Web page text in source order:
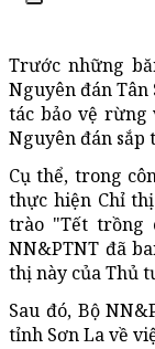
Trước những
Nguyên đán Tân
tác bảo vệ rừng
Nguyên đán sắp
Cụ thể, trong
thực hiện Chỉ
trào "Tết trồng
NN&PTNT đã
thị này của Thủ
Sau đó, Bộ
tỉnh Sơn La về